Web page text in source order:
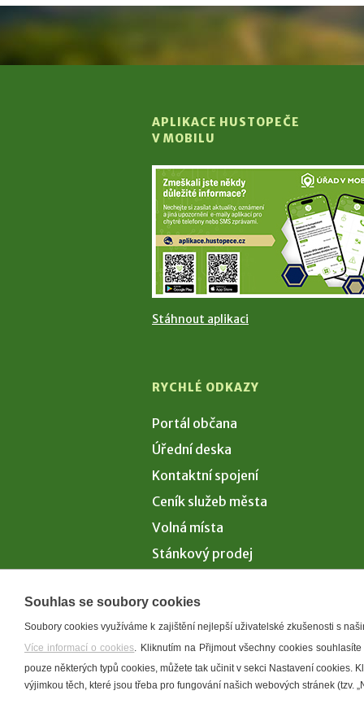
APLIKACE HUSTOPEČE
V MOBILU
Stáhnout aplikaci
RYCHLÉ ODKAZY
Portál občana
Úřední deska
Kontaktní spojení
Ceník služeb města
Volná místa
Stánkový prodej
Souhlas se soubory cookies
Soubory cookies využíváme k zajištění nejlepší uživatelské zkušenosti s
Více informací o cookies. Kliknutím na Přijmout všechny cookies
pouze některých typů cookies, můžete tak učinit v sekci Nastavení cookies.
výjimkou těch, které jsou třeba pro fungování našich webových stránek (tzv.